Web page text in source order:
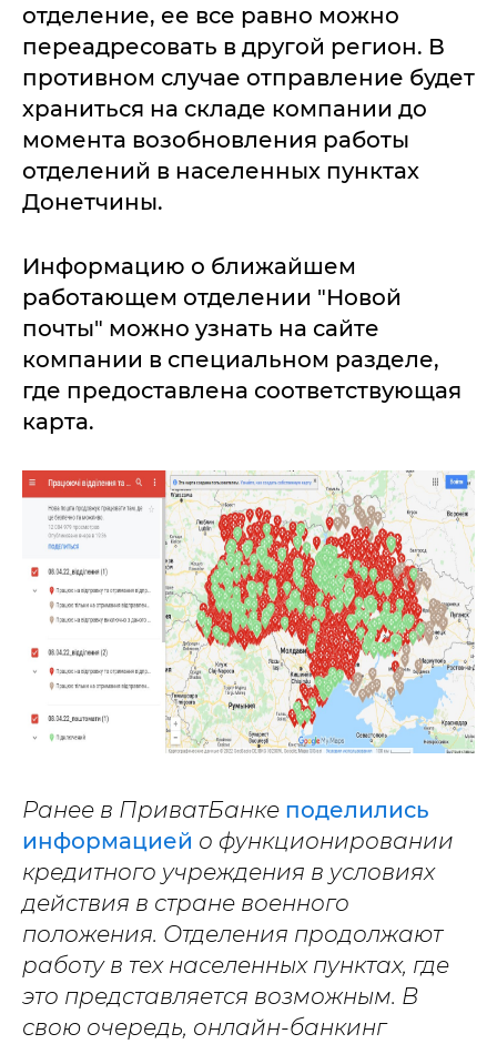
отделение, ее все равно можно
переадресовать в другой регион. В
противном случае отправление будет
храниться на складе компании до
момента возобновления работы
отделений в населенных пунктах
Донетчины.
Информацию о ближайшем
работающем отделении "Новой
почты" можно узнать на сайте
компании в специальном разделе,
где предоставлена соответствующая
карта.
Ранее в ПриватБанке поделились
информацией о функционировании
кредитного учреждения в условиях
действия в стране военного
положения. Отделения продолжают
работу в тех населенных пунктах, где
это представляется возможным. В
свою очередь, онлайн-банкинг